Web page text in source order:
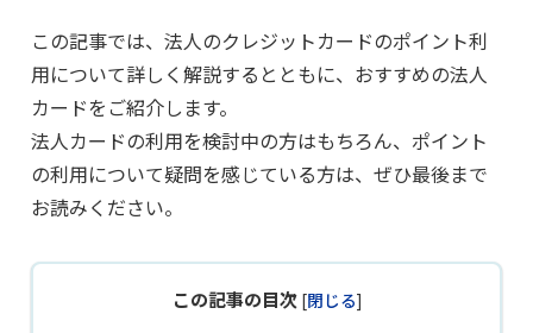
この記事では、法人のクレジットカードのポイント利
用について詳しく解説するとともに、おすすめの法人
カードをご紹介します。
法人カードの利用を検討中の方はもちろん、ポイント
の利用について疑問を感じている方は、ぜひ最後まで
お読みください。
この記事の目次 [閉じる]